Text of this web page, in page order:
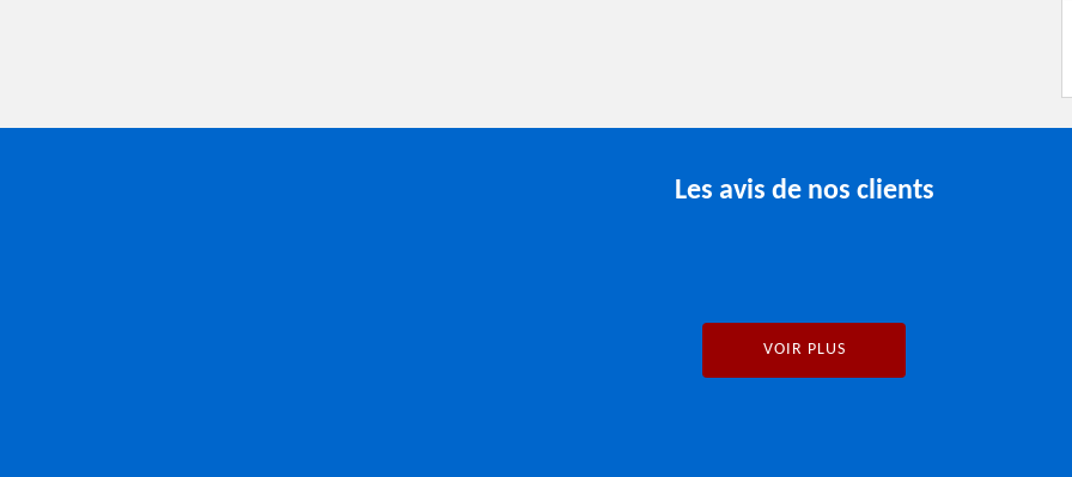
Les avis de nos clients
VOIR PLUS